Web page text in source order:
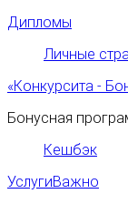
Дипломы
Личные
«Конкурсита -
Бонусная
Кешбэк
УслугиВажно